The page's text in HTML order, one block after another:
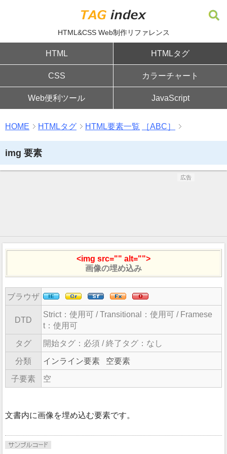
HTML&CSS Web制作リファレンス
HTML HTMLタグ
CSS カラーチャート
Web便利ツール JavaScript
HOME HTMLタグ HTML要素一覧 ［ABC］
img 要素
広告
<img src="" alt="">
画像の埋め込み
ブラウザ
DTD
Strict： 使用可 / Transitional： 使用可 / Framese
t： 使用可
タグ 開始タグ：必須 / 終了タグ：なし
分類 インライン要素 空要素
子要素 空
文書内に画像を埋め込む要素です。